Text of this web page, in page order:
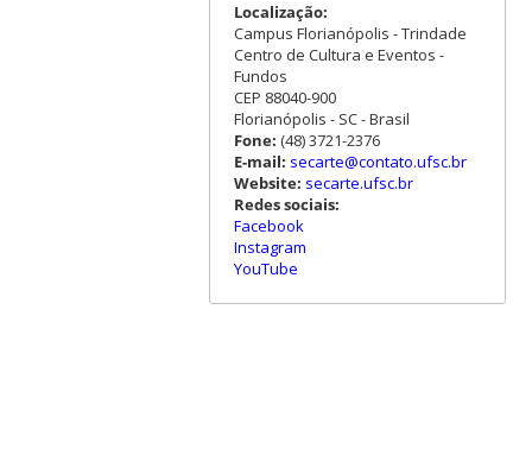
Localização:
Campus Florianópolis - Trindade
Centro de Cultura e Eventos -
Fundos
CEP 88040-900
Florianópolis - SC - Brasil
Fone: (48) 3721-2376
E-mail: secarte@contato.ufsc.br
Website: secarte.ufsc.br
Redes sociais:
Facebook
Instagram
YouTube